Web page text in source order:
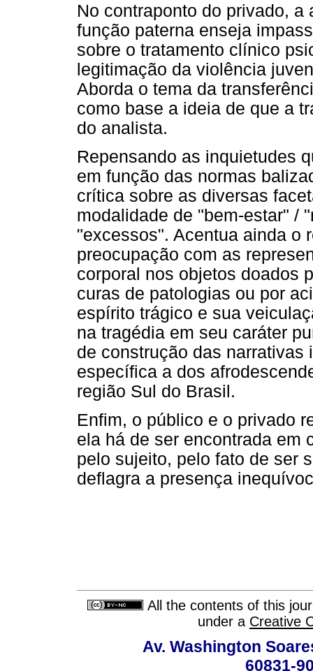
No contraponto do privado,
função paterna enseja
sobre o tratamento clínico
legitimação da violência
Aborda o tema da
como base a ideia de que a
do analista.
Repensando as inquietudes
em função das normas
crítica sobre as diversas
modalidade de "bem-estar" /
"excessos". Acentua ainda o
preocupação com as
corporal nos objetos doados
curas de patologias ou por
espírito trágico e sua
na tragédia em seu caráter
de construção das
específica a dos
região Sul do Brasil.
Enfim, o público e o privado
ela há de ser encontrada em
pelo sujeito, pelo fato de ser
deflagra a presença
All the contents of this
under a Creative
Av. Washington
60831-